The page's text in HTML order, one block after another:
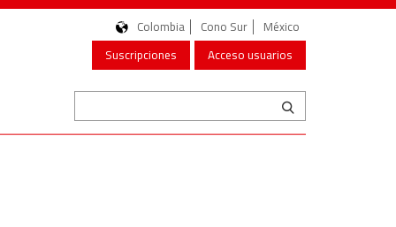
Colombia Cono Sur
México
Suscripciones
Acceso usuarios